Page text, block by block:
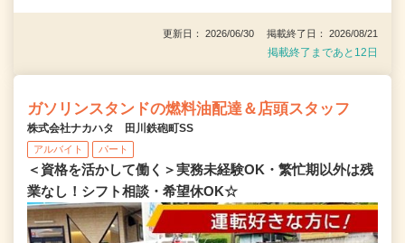
更新日： 2026/06/30 掲載終了日： 2026/08/21
掲載終了まであと12日
ガソリンスタンドの燃料油配達＆店頭スタッフ
株式会社ナカハタ 田川鉄砲町SS
アルバイト パート
＜資格を活かして働く＞実務未経験OK・繁忙期以外は残
業なし！シフト相談・希望休OK☆